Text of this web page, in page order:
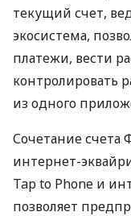
текущий счет,
экосистема,
платежи, вести
контролировать
из одного
Сочетание счета
интернет-
Tap to Phone и
позволяет